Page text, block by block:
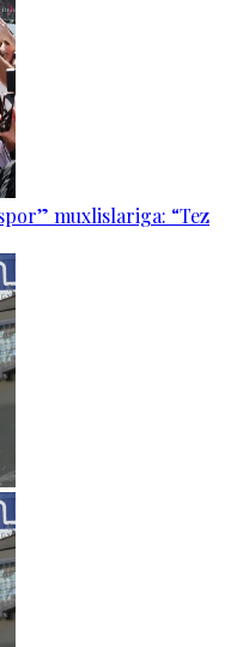
muxlislariga: “Tez